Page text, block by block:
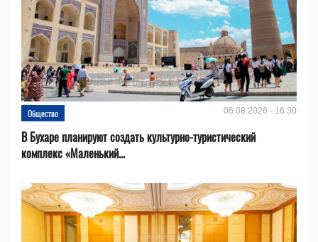
Общество 06.08.2026 - 16:30
В Бухаре планируют создать культурно-туристический
комплекс «Маленький...